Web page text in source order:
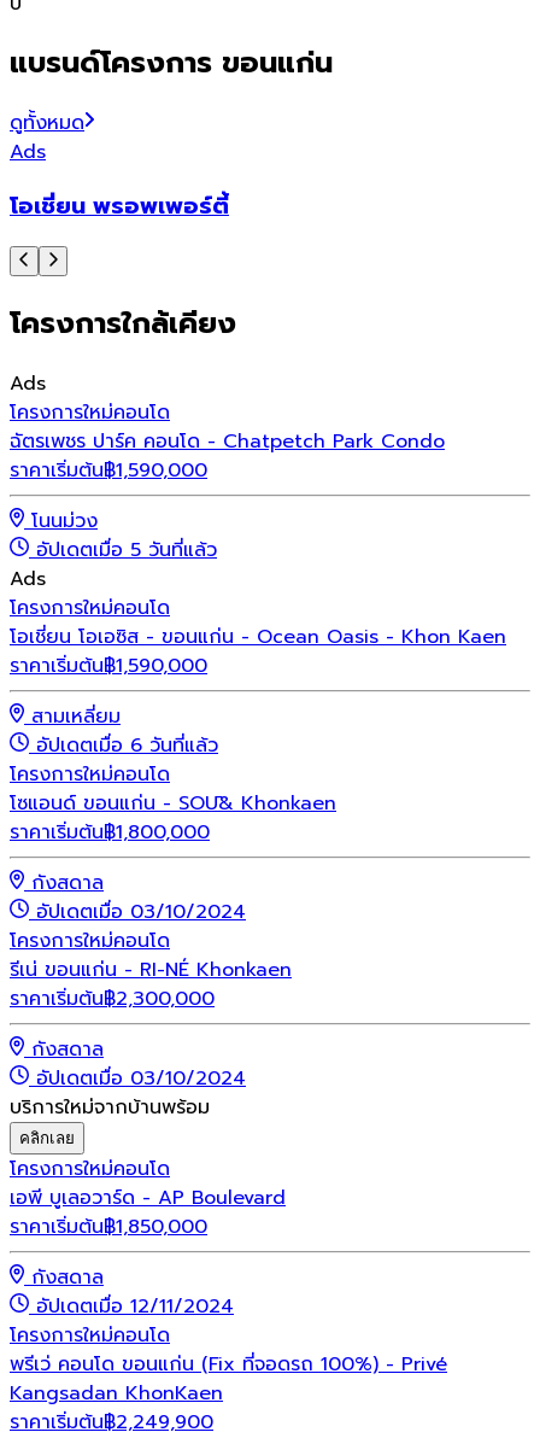
แบรนด์โครงการ ขอนแก่น
ดูทั้งหมด
Ads
โอเชี่ยน พรอพเพอร์ตี้
โครงการใกล้เคียง
Ads
โครงการใหม่คอนโด
ฉัตรเพชร ปาร์ค คอนโด - Chatpetch Park Condo
ราคาเริ่มต้น฿1,590,000
โนนม่วง
อัปเดตเมื่อ 5 วันที่แล้ว
Ads
โครงการใหม่คอนโด
โอเชี่ยน โอเอซิส - ขอนแก่น - Ocean Oasis - Khon Kaen
ราคาเริ่มต้น฿1,590,000
สามเหลี่ยม
อัปเดตเมื่อ 6 วันที่แล้ว
โครงการใหม่คอนโด
โซแอนด์ ขอนแก่น - SOŪ& Khonkaen
ราคาเริ่มต้น฿1,800,000
กังสดาล
อัปเดตเมื่อ 03/10/2024
โครงการใหม่คอนโด
รีเน่ ขอนแก่น - RI-NÉ Khonkaen
ราคาเริ่มต้น฿2,300,000
กังสดาล
อัปเดตเมื่อ 03/10/2024
บริการใหม่จากบ้านพร้อม
คลิกเลย
โครงการใหม่คอนโด
เอพี บูเลอวาร์ด - AP Boulevard
ราคาเริ่มต้น฿1,850,000
กังสดาล
อัปเดตเมื่อ 12/11/2024
โครงการใหม่คอนโด
พรีเว่ คอนโด ขอนแก่น (Fix ที่จอดรถ 100%) - Privé
Kangsadan KhonKaen
ราคาเริ่มต้น฿2,249,900